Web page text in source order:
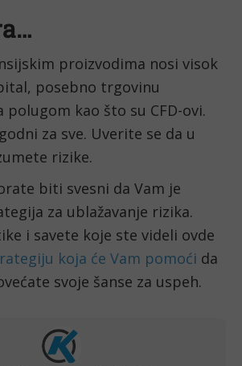
proizvodima nosi visok
posebno trgovinu
polugom kao što su CFD-ovi.
za sve. Uverite se da u
rizike.
biti svesni da Vam je
za ublažavanje rizika.
i savete koje ste videli ovde
koja će Vam pomoći da
svoje šanse za uspeh.